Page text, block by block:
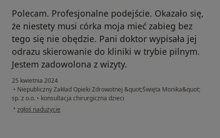
Polecam. Profesjonalne podejście. Okazało się,
że niestety musi córka moja mieć zabieg bez
tego się nie obędzie. Pani doktor wypisała jej
odrazu skierowanie do kliniki w trybie pilnym.
Jestem zadowolona z wizyty.
25 kwietnia 2024
• Niepubliczny Zakład Opieki Zdrowotnej &quot;Święta Monika&quot;
sp. z o.o. • konsultacja chirurgiczna dzieci
• w opinii użytkownika Katarzyna
zgłoś nadużycie